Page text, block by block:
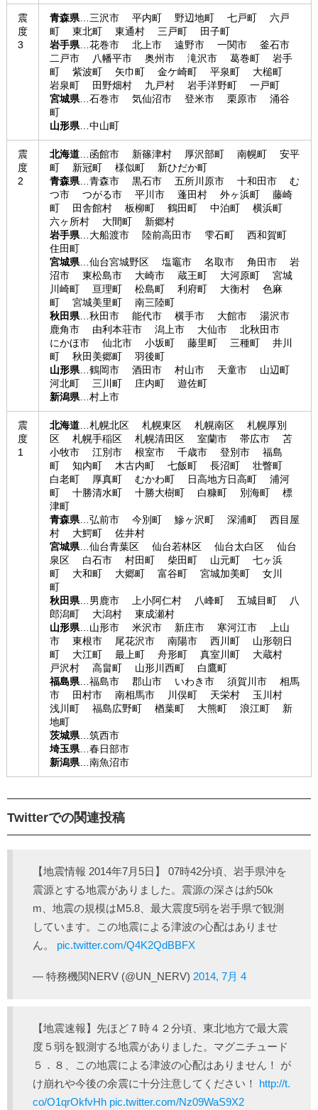
震
度
3
青森県 …三沢市 平内町 野辺地町 七戸町 六戸
町 東北町 東通村 三戸町 田子町
岩手県 …花巻市 北上市 遠野市 一関市 釜石市
二戸市 八幡平市 奥州市 滝沢市 葛巻町 岩手
町 紫波町 矢巾町 金ケ崎町 平泉町 大槌町
岩泉町 田野畑村 九戸村 岩手洋野町 一戸町
宮城県 …石巻市 気仙沼市 登米市 栗原市 涌谷
町
山形県 …中山町
震
度
2
北海道 …函館市 新篠津村 厚沢部町 南幌町 安平
町 新冠町 様似町 新ひだか町
青森県 …青森市 黒石市 五所川原市 十和田市 む
つ市 つがる市 平川市 蓬田村 外ヶ浜町 藤崎
町 田舎館村 板柳町 鶴田町 中泊町 横浜町
六ヶ所村 大間町 新郷村
岩手県 …大船渡市 陸前高田市 雫石町 西和賀町
住田町
宮城県 …仙台宮城野区 塩竈市 名取市 角田市 岩
沼市 東松島市 大崎市 蔵王町 大河原町 宮城
川崎町 亘理町 松島町 利府町 大衡村 色麻
町 宮城美里町 南三陸町
秋田県 …秋田市 能代市 横手市 大館市 湯沢市
鹿角市 由利本荘市 潟上市 大仙市 北秋田市
にかほ市 仙北市 小坂町 藤里町 三種町 井川
町 秋田美郷町 羽後町
山形県 …鶴岡市 酒田市 村山市 天童市 山辺町
河北町 三川町 庄内町 遊佐町
新潟県 …村上市
震
度
1
北海道 …札幌北区 札幌東区 札幌南区 札幌厚別
区 札幌手稲区 札幌清田区 室蘭市 帯広市 苫
小牧市 江別市 根室市 千歳市 登別市 福島
町 知内町 木古内町 七飯町 長沼町 壮瞥町
白老町 厚真町 むかわ町 日高地方日高町 浦河
町 十勝清水町 十勝大樹町 白糠町 別海町 標
津町
青森県 …弘前市 今別町 鰺ヶ沢町 深浦町 西目屋
村 大鰐町 佐井村
宮城県 …仙台青葉区 仙台若林区 仙台太白区 仙台
泉区 白石市 村田町 柴田町 山元町 七ヶ浜
町 大和町 大郷町 富谷町 宮城加美町 女川
町
秋田県 …男鹿市 上小阿仁村 八峰町 五城目町 八
郎潟町 大潟村 東成瀬村
山形県 …山形市 米沢市 新庄市 寒河江市 上山
市 東根市 尾花沢市 南陽市 西川町 山形朝日
町 大江町 最上町 舟形町 真室川町 大蔵村
戸沢村 高畠町 山形川西町 白鷹町
福島県 …福島市 郡山市 いわき市 須賀川市 相馬
市 田村市 南相馬市 川俣町 天栄村 玉川村
浅川町 福島広野町 楢葉町 大熊町 浪江町 新
地町
茨城県 …筑西市
埼玉県 …春日部市
新潟県 …南魚沼市
Twitterでの関連投稿
【地震情報 2014年7月5日】 07時42分頃、岩手県沖を
震源とする地震がありました。震源の深さは約50k
m、地震の規模はM5.8、最大震度5弱を岩手県で観測
しています。この地震による津波の心配はありませ
ん。 pic.twitter.com/Q4K2QdBBFX
— 特務機関NERV (@UN_NERV) 2014, 7月 4
【地震速報】先ほど７時４２分頃、東北地方で最大震
度５弱を観測する地震がありました。マグニチュード
５．８、この地震による津波の心配はありません！ が
け崩れや今後の余震に十分注意してください！ http://t.
co/O1qrOkfvHh pic.twitter.com/Nz09WaS9X2